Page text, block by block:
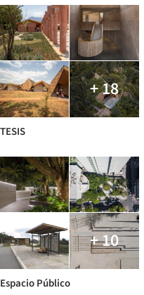
+ 18
TESIS
+ 10
Espacio Público